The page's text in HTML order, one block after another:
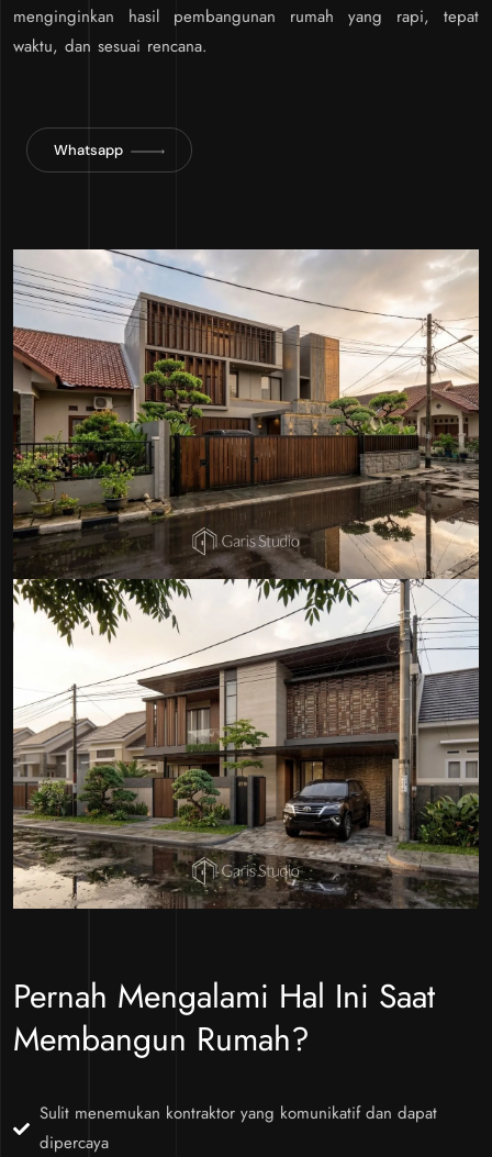
menginginkan hasil pembangunan rumah yang rapi, tepat
waktu, dan sesuai rencana.
Whatsapp
Pernah Mengalami Hal Ini Saat
Membangun Rumah?
Sulit menemukan kontraktor yang komunikatif dan dapat
dipercaya